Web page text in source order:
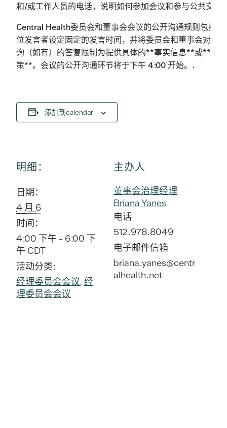
和/或工作人员的电话，说明如何参加会议和参与公共交流
Central Health委员会和董事会会议的公开沟通规则包括为
位发言者设定固定的发言时间，并将委员会和董事会对公
询（如有）的答复限制为提供具体的**事实信息**或**现
策**。会议的公开沟通环节将于下午 4:00 开始。.
添加到calendar
明细：
日期：
4 月 6
时间：
4:00 下午 - 6:00 下
午 CDT
活动分类:
经理委员会会议, 经
理委员会会议
主办人
董事会治理经理
Briana Yanes
电话
512.978.8049
电子邮件信箱
briana.yanes@centr
alhealth.net